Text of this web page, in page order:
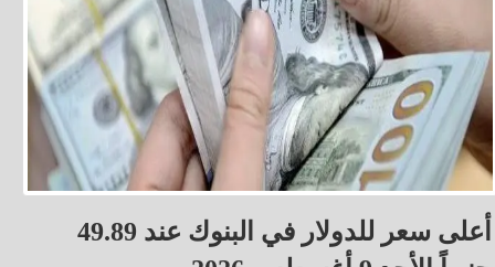
أعلى سعر للدولار في البنوك عند 49.89